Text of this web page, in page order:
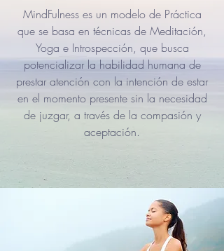
MindFulness es un modelo de Práctica
que se basa en técnicas de Meditación,
Yoga e Introspección, que busca
potencializar la habilidad humana de
prestar atención con la intención de estar
en el momento presente sin la necesidad
de juzgar, a través de la compasión y
aceptación.